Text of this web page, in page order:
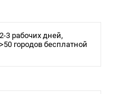
3 рабочих дней,
городов бесплатной